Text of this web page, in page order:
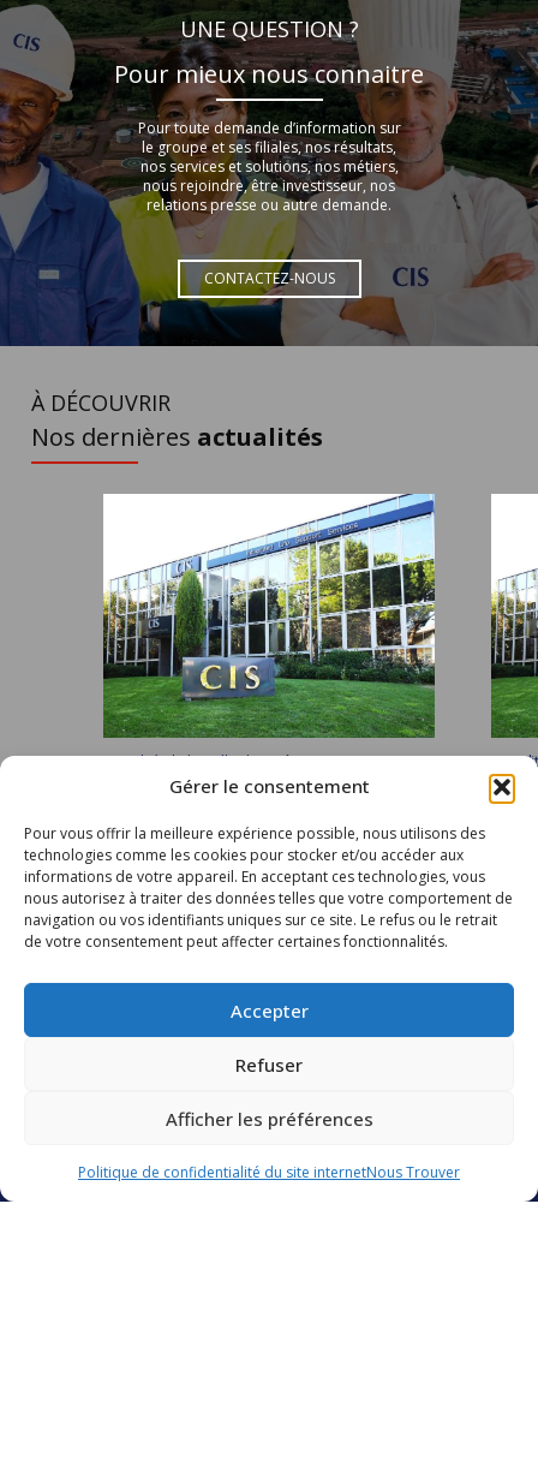
Gérer le consentement
Pour vous offrir la meilleure expérience possible, nous utilisons des
technologies comme les cookies pour stocker et/ou accéder aux
informations de votre appareil. En acceptant ces technologies, vous
nous autorisez à traiter des données telles que votre comportement de
navigation ou vos identifiants uniques sur ce site. Le refus ou le retrait
de votre consentement peut affecter certaines fonctionnalités.
Accepter
Refuser
Afficher les préférences
Politique de confidentialité du site internetNous Trouver
UNE QUESTION ?
Pour mieux nous connaitre
Pour toute demande d’information sur
le groupe et ses filiales, nos résultats,
nos services et solutions, nos métiers,
nous rejoindre, être investisseur, nos
relations presse ou autre demande.
CONTACTEZ-NOUS
À DÉCOUVRIR
Nos dernières actualités
Actualités | clairedbz | 3 août 2026
Chiffre d’affaires semestriel 2026
Le chiffre d’affaires du 1er semestre
2026 s’élève à 275,2 M€ contre 236,5
M€ au...